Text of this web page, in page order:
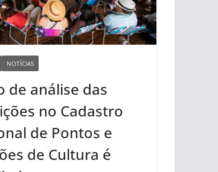
NOTÍCIAS
de análise das
no Cadastro
de Pontos e
de Cultura é